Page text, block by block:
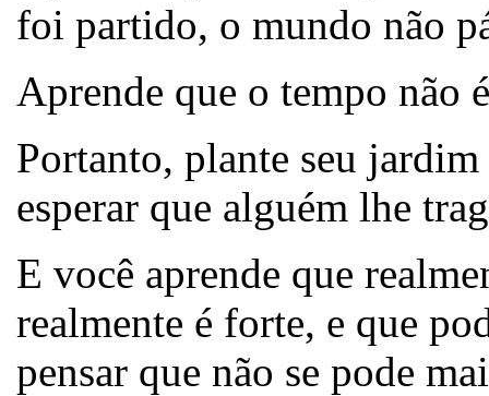
foi partido, o mundo não
Aprende que o tempo não
Portanto, plante seu
esperar que alguém lhe
E você aprende que
realmente é forte, e que
pensar que não se pode